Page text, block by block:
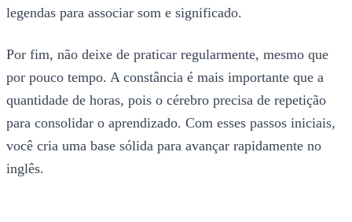
legendas para associar som e significado.
Por fim, não deixe de praticar regularmente, mesmo que
por pouco tempo. A constância é mais importante que a
quantidade de horas, pois o cérebro precisa de repetição
para consolidar o aprendizado. Com esses passos iniciais,
você cria uma base sólida para avançar rapidamente no
inglês.